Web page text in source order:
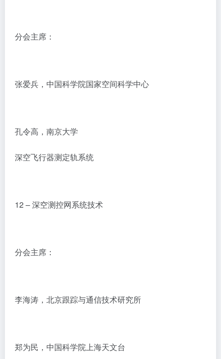
分会主席：
张爱兵，中国科学院国家空间科学中心
孔令高，南京大学
深空飞行器测定轨系统
12 – 深空测控网系统技术
分会主席：
李海涛，北京跟踪与通信技术研究所
郑为民，中国科学院上海天文台